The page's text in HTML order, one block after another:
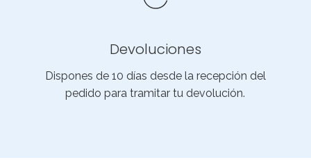
Devoluciones
Dispones de 10 días desde la recepción del
pedido para tramitar tu devolución.